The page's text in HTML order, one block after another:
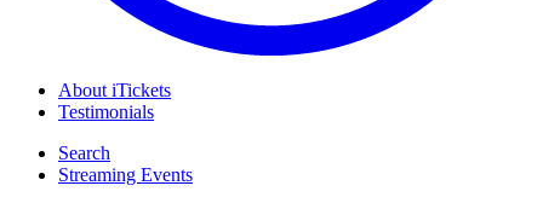
About iTickets
Testimonials
Search
Streaming Events